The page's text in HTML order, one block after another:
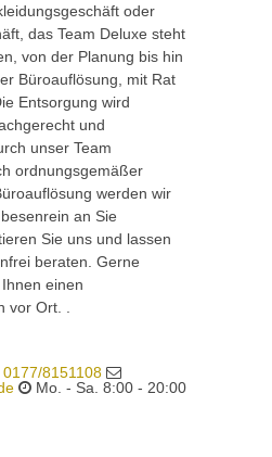
oder
das Team Deluxe steht
von der Planung bis hin
Büroauflösung, mit Rat
Entsorgung wird
und
unser Team
ordnungsgemäßer
werden wir
an Sie
Sie uns und lassen
beraten. Gerne
einen
vor Ort. .
0177/8151108
Mo. - Sa. 8:00 - 20:00